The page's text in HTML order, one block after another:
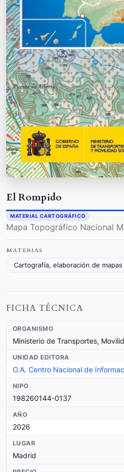
El Rompido
MATERIAL CARTOGRÁFICO
Mapa Topográfico Nacional
MATERIAS
Cartografía, elaboración de
FICHA TÉCNICA
ORGANISMO
Ministerio de Transportes,
UNIDAD EDITORA
O.A. Centro Nacional de
NIPO
198260144-0137
AÑO
2026
LUGAR
Madrid